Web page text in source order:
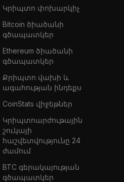
Կրիպտո փոխարկիչ
Bitcoin ծիածանի
գծապատկեր
Ethereum ծիածանի
գծապատկեր
Քրիպտո վախի և
ագահության ինդեքս
CoinStats վիջեթներ
Կրիպտոարժութային
շուկայի
հաշվետվությունը 24
ժամում
BTC գերակայության
գծապատկեր